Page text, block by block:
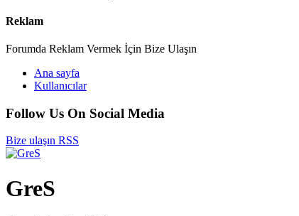
Reklam
Forumda Reklam Vermek İçin Bize Ulaşın
Ana sayfa
Kullanıcılar
Follow Us On Social Media
Bize ulaşın RSS
GreS